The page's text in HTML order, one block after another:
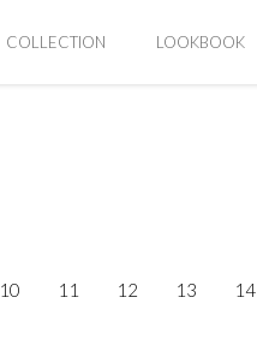
COLLECTION LOOKBOOK
10 11 12 13 14